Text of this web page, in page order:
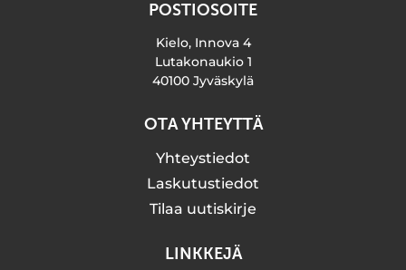
POSTIOSOITE
Kielo, Innova 4
Lutakonaukio 1
40100 Jyväskylä
OTA YHTEYTTÄ
Yhteystiedot
Laskutustiedot
Tilaa uutiskirje
LINKKEJÄ